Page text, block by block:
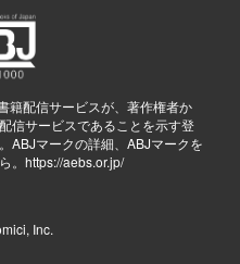
籍配信サービスが、著作権者か
信サービスであることを示す登
ABJマークの詳細、ABJマークを
。 https://aebs.or.jp/
Inc.